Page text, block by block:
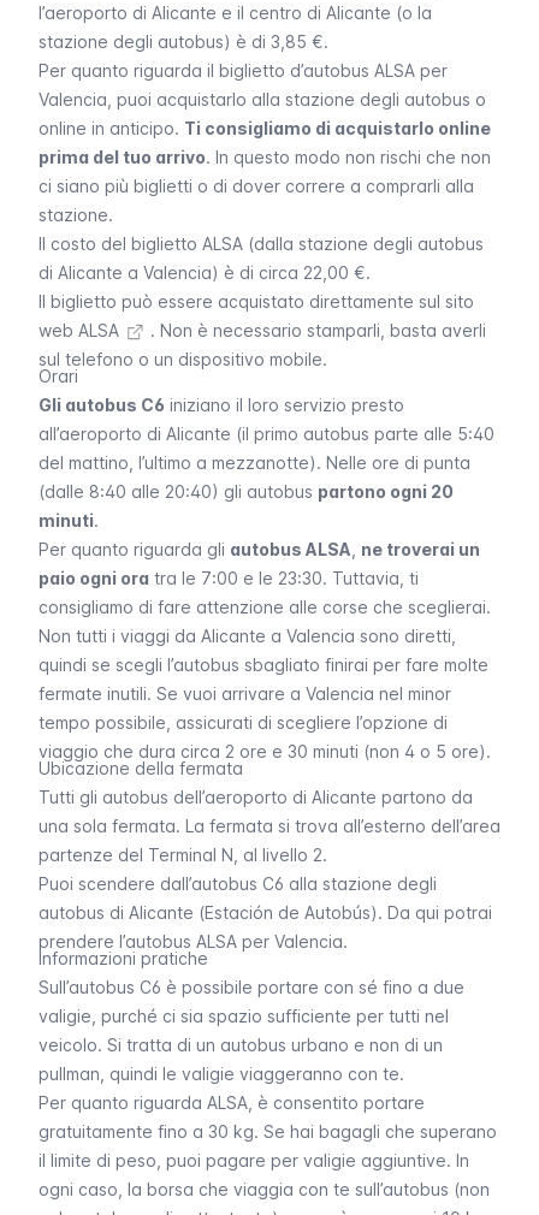
l’aeroporto di Alicante e il centro di Alicante (o la
stazione degli autobus) è di 3,85 €.
Per quanto riguarda il biglietto d’autobus ALSA per
Valencia, puoi acquistarlo alla stazione degli autobus o
online in anticipo. Ti consigliamo di acquistarlo online
prima del tuo arrivo. In questo modo non rischi che non
ci siano più biglietti o di dover correre a comprarli alla
stazione.
Il costo del biglietto ALSA (dalla stazione degli autobus
di Alicante a Valencia) è di circa 22,00 €.
Il biglietto può essere acquistato direttamente sul sito
web ALSA
. Non è necessario stamparli, basta averli
sul telefono o un dispositivo mobile.
Orari
Gli autobus C6 iniziano il loro servizio presto
all’aeroporto di Alicante (il primo autobus parte alle 5:40
del mattino, l’ultimo a mezzanotte). Nelle ore di punta
(dalle 8:40 alle 20:40) gli autobus partono ogni 20
minuti.
Per quanto riguarda gli autobus ALSA ne troverai un
paio ogni ora tra le 7:00 e le 23:30. Tuttavia, ti
consigliamo di fare attenzione alle corse che sceglierai.
Non tutti i viaggi da Alicante a Valencia sono diretti,
quindi se scegli l’autobus sbagliato finirai per fare molte
fermate inutili. Se vuoi arrivare a Valencia nel minor
tempo possibile, assicurati di scegliere l’opzione di
viaggio che dura circa 2 ore e 30 minuti (non 4 o 5 ore).
Ubicazione della fermata
Tutti gli autobus dell’aeroporto di Alicante partono da
una sola fermata. La fermata si trova all’esterno dell’area
partenze del Terminal N, al livello 2.
Puoi scendere dall’autobus C6 alla stazione degli
autobus di Alicante (Estación de Autobús). Da qui potrai
prendere l’autobus ALSA per Valencia.
Informazioni pratiche
Sull’autobus C6 è possibile portare con sé fino a due
valigie, purché ci sia spazio sufficiente per tutti nel
veicolo. Si tratta di un autobus urbano e non di un
pullman, quindi le valigie viaggeranno con te.
Per quanto riguarda ALSA, è consentito portare
gratuitamente fino a 30 kg. Se hai bagagli che superano
il limite di peso, puoi pagare per valigie aggiuntive. In
ogni caso, la borsa che viaggia con te sull’autobus (non